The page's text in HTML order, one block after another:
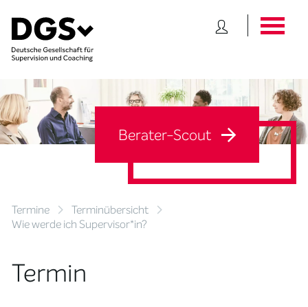
Termine
Terminübersicht
Wie werde ich Supervisor*in?
Berater-Scout
Termin